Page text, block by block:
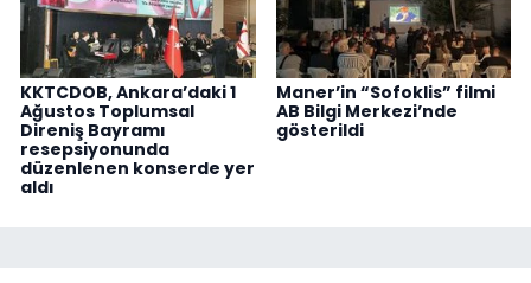
KKTCDOB, Ankara’daki 1
Ağustos Toplumsal
Direniş Bayramı
resepsiyonunda
düzenlenen konserde yer
aldı
Maner’in “Sofoklis” filmi
AB Bilgi Merkezi’nde
gösterildi